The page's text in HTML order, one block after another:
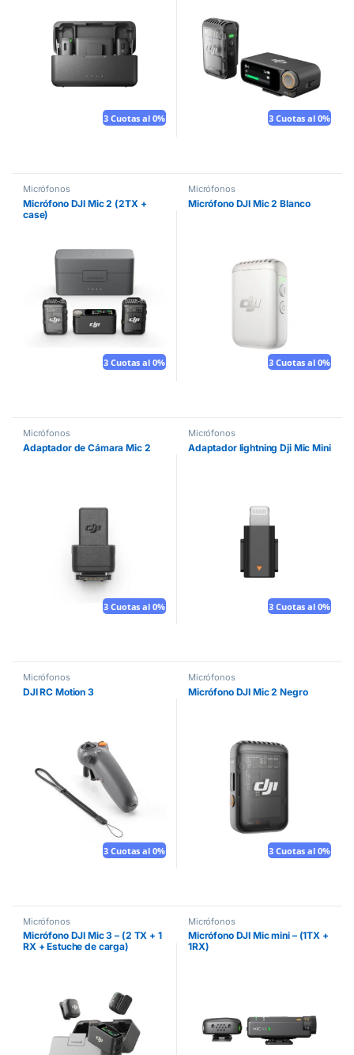
3 Cuotas al 0% 3 Cuotas al 0%
Micrófonos
Micrófono DJI Mic 2 (2TX +
case)
3 Cuotas al 0%
Micrófonos
Micrófono DJI Mic 2 Blanco
3 Cuotas al 0%
Micrófonos
Adaptador de Cámara Mic 2
3 Cuotas al 0%
Micrófonos
Adaptador lightning Dji Mic Mini
3 Cuotas al 0%
Micrófonos
DJI RC Motion 3
3 Cuotas al 0%
Micrófonos
Micrófono DJI Mic 2 Negro
3 Cuotas al 0%
Micrófonos
Micrófono DJI Mic 3 – (2 TX + 1
RX + Estuche de carga)
Micrófonos
Micrófono DJI Mic mini – (1TX +
1RX)